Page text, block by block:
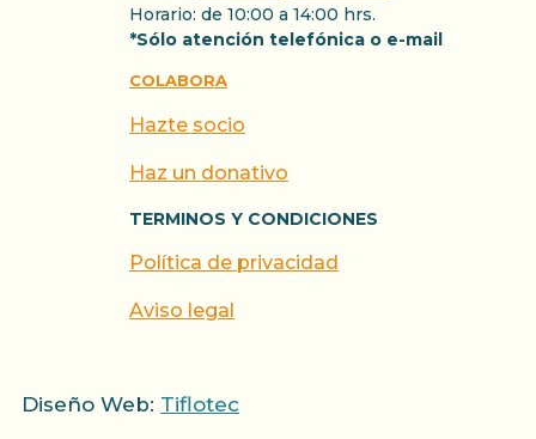
Horario: de 10:00 a 14:00 hrs.
*Sólo atención telefónica o e-mail
COLABORA
Hazte socio
Haz un donativo
TERMINOS Y CONDICIONES
Política de privacidad
Aviso legal
Diseño Web: Tiflotec